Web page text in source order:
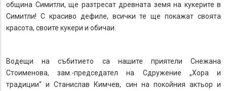
община Симитли, ще разтресат древната земя на кукерите в
Симитли! С красиво дефиле, всички те ще покажат своята
красота, своите кукери и обичаи.
Водещи на събитието са нашите приятели Снежана
Стоименова, зам.-председател на Сдружение „Хора и
традиции“ и Станислав Кимчев, син на покойния актьор и